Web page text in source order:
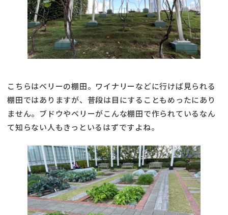
こちらはベリーの棚田。ワイナリーなどに行けば見られる
棚田ではありますが、普段は目にすることもめったにあり
ません。ブドウやベリーがこんな棚田で作られているなん
て知らない人もきっといるはずですよね。